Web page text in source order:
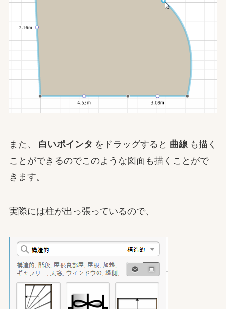
また、 白いポインタ をドラッグすると 曲線 も描く
ことができるのでこのような図面も描くことがで
きます。
実際には柱が出っ張っているので、